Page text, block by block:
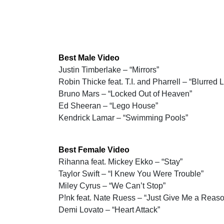
Best Male Video
Justin Timberlake – “Mirrors”
Robin Thicke feat. T.I. and Pharrell – “Blurred
Bruno Mars – “Locked Out of Heaven”
Ed Sheeran – “Lego House”
Kendrick Lamar – “Swimming Pools”
Best Female Video
Rihanna feat. Mickey Ekko – “Stay”
Taylor Swift – “I Knew You Were Trouble”
Miley Cyrus – “We Can’t Stop”
P!nk feat. Nate Ruess – “Just Give Me a
Demi Lovato – “Heart Attack”